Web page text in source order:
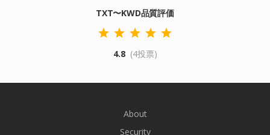
TXT〜KWD品質評価
4.8 (4投票)
About
Security